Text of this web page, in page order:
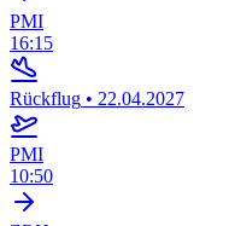
PMI
16:15
Rückflug • 22.04.2027
PMI
10:50